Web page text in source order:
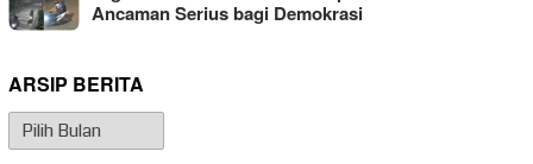
Ancaman Serius bagi Demokrasi
ARSIP BERITA
Arsip
Berita